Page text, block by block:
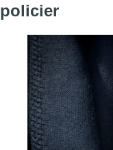
policier